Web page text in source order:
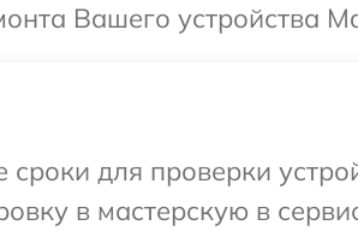
Вашего устройства
для проверки
в мастерскую в